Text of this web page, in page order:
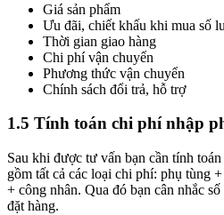
Giá sản phẩm
Ưu đãi, chiết khấu khi mua số
Thời gian giao hàng
Chi phí vận chuyển
Phương thức vận chuyển
Chính sách đổi trả, hỗ trợ
1.5 Tính toán chi phí nhập
Sau khi được tư vấn bạn cần tính
gồm tất cả các loại chi phí: phụ tùng
+ công nhân. Qua đó bạn cân nhắc
đặt hàng.